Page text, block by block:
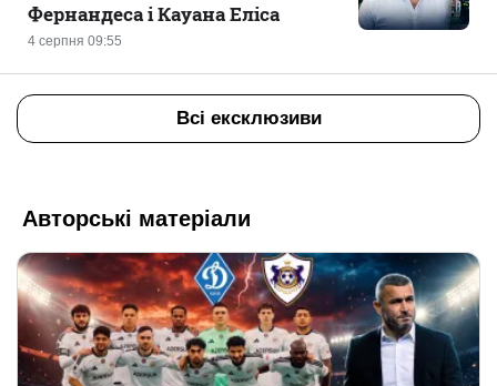
4 серпня 09:55
Фернандеса і Кауана Еліса
Всі ексклюзиви
Авторські матеріали